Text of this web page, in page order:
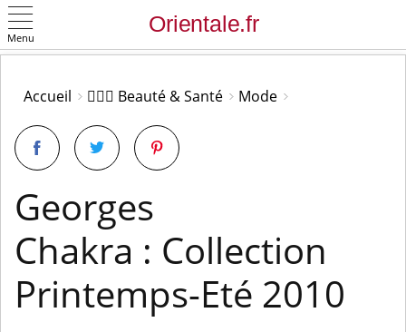
Menu
Accueil 👩🏻‍⚕️ Beauté & Santé Mode
Georges
Chakra : Collection
Printemps-Eté 2010